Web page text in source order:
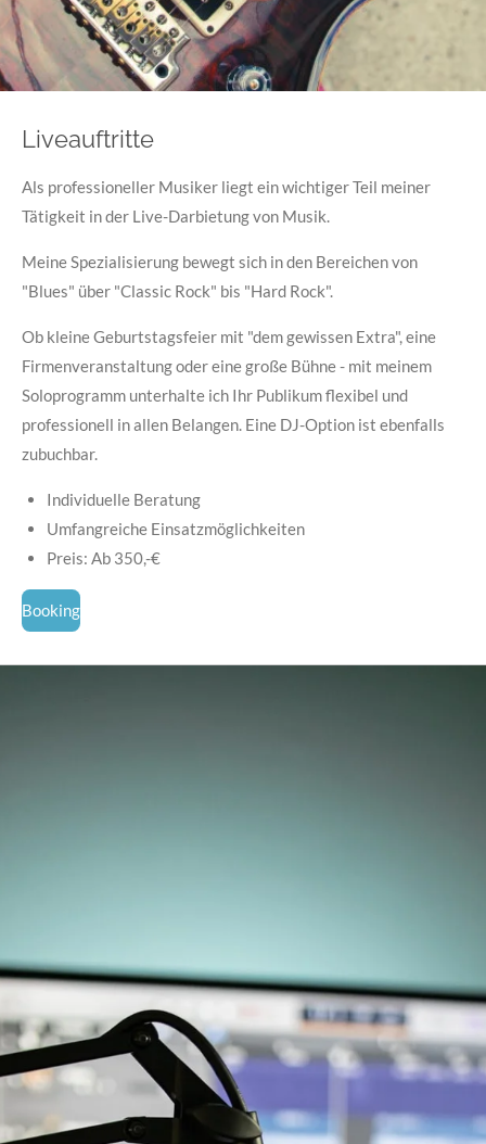
Liveauftritte
Als professioneller Musiker liegt ein wichtiger Teil meiner
Tätigkeit in der Live-Darbietung von Musik.
Meine Spezialisierung bewegt sich in den Bereichen von
"Blues" über "Classic Rock" bis "Hard Rock".
Ob kleine Geburtstagsfeier mit "dem gewissen Extra", eine
Firmenveranstaltung oder eine große Bühne - mit meinem
Soloprogramm unterhalte ich Ihr Publikum flexibel und
professionell in allen Belangen. Eine DJ-Option ist ebenfalls
zubuchbar.
Individuelle Beratung
Umfangreiche Einsatzmöglichkeiten
Preis: Ab 350,-€
Booking